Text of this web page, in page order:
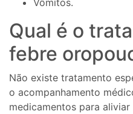
Vômitos.
Qual é o
febre
Não existe tratamento
o acompanhamento
medicamentos para aliviar